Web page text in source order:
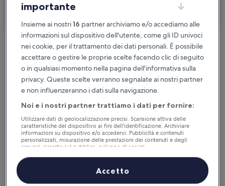
Cancellazione gratuita se cambi
programma
Accumula vantaggi con ogni notte di
Risparmia di più con le tariffe per soli
iscritti
Controlla i prezzi per queste date
importante
Insieme ai nostri16 partner archiviamo e/o accediamo alle
informazioni sul dispositivo dell'utente, come gli ID univoci
nei cookie, per il trattamento dei dati personali. È possibile
accettare o gestire le proprie scelte facendo clic di seguito
o in qualsiasi momento nella pagina dell'informativa sulla
privacy. Queste scelte verranno segnalate ai nostri partner
e non influenzeranno i dati sulla navigazione.
Noi e i nostri partner trattiamo i dati per fornire:
Utilizzare dati di geolocalizzazione precisi. Scansione attiva delle
caratteristiche del dispositivo ai fini dell’identificazione. Archiviare
informazioni su dispositivo e/o accedervi. Pubblicità e contenuti
personalizzati, misurazione delle prestazioni dei contenuti e degli
annunci, ricerche sul pubblico, sviluppo di servizi.
Elenco dei partner (fornitori)
Accetto